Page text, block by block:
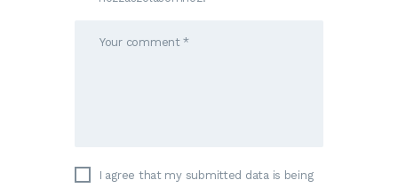
I agree that my submitted data is being